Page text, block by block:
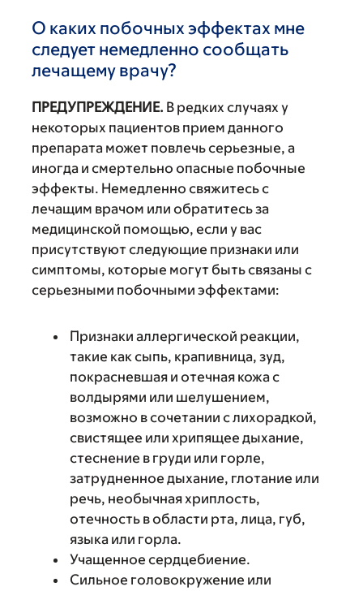
О каких побочных эффектах мне
следует немедленно сообщать
лечащему врачу?
ПРЕДУПРЕЖДЕНИЕ. В редких случаях у
некоторых пациентов прием данного
препарата может повлечь серьезные, а
иногда и смертельно опасные побочные
эффекты. Немедленно свяжитесь с
лечащим врачом или обратитесь за
медицинской помощью, если у вас
присутствуют следующие признаки или
симптомы, которые могут быть связаны с
серьезными побочными эффектами:
Признаки аллергической реакции,
такие как сыпь, крапивница, зуд,
покрасневшая и отечная кожа с
волдырями или шелушением,
возможно в сочетании с лихорадкой,
свистящее или хрипящее дыхание,
стеснение в груди или горле,
затрудненное дыхание, глотание или
речь, необычная хриплость,
отечность в области рта, лица, губ,
языка или горла.
Учащенное сердцебиение.
Сильное головокружение или